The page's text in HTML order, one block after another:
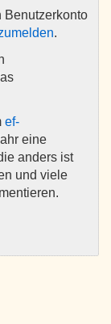
Benutzerkonto
.
ef-
eine
anders ist
und viele